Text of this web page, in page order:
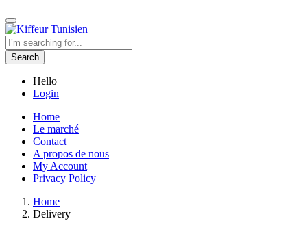
Search
Hello
Login
Home
Le marché
Contact
A propos de nous
My Account
Privacy Policy
Home
Delivery